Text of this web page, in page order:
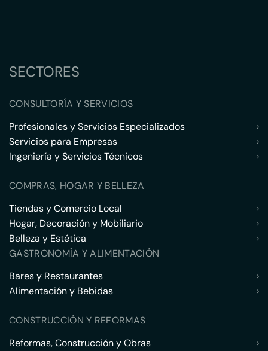
SECTORES
CONSULTORÍA Y SERVICIOS
Profesionales y Servicios Especializados
›
Servicios para Empresas
›
Ingeniería y Servicios Técnicos
›
COMPRAS, HOGAR Y BELLEZA
Tiendas y Comercio Local
›
Hogar, Decoración y Mobiliario
›
Belleza y Estética
›
GASTRONOMÍA Y ALIMENTACIÓN
Bares y Restaurantes
›
Alimentación y Bebidas
›
CONSTRUCCIÓN Y REFORMAS
Reformas, Construcción y Obras
›